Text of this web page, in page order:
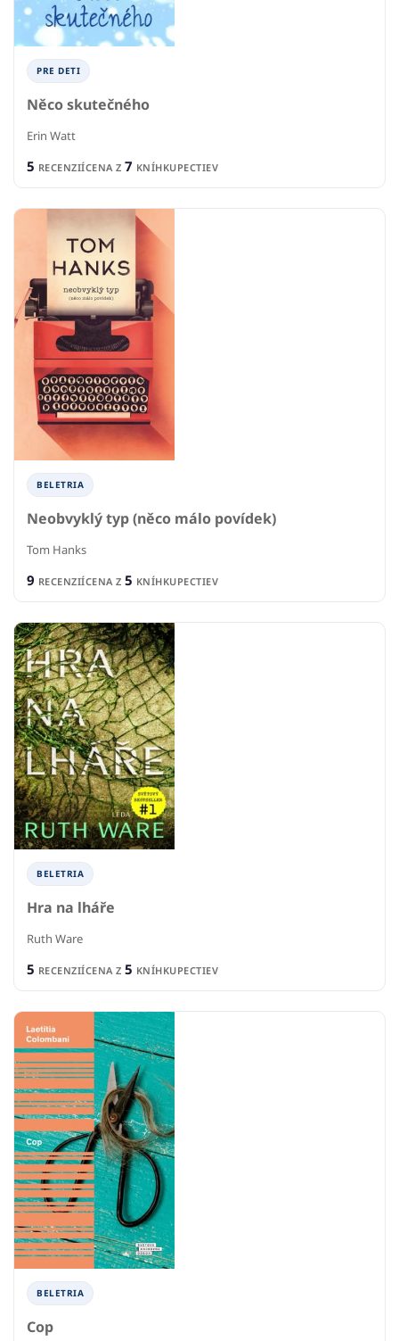
PRE DETI
Něco skutečného
Erin Watt
5 RECENZIÍCENA Z 7 KNÍHKUPECTIEV
BELETRIA
Neobvyklý typ (něco málo povídek)
Tom Hanks
9 RECENZIÍCENA Z 5 KNÍHKUPECTIEV
BELETRIA
Hra na lháře
Ruth Ware
5 RECENZIÍCENA Z 5 KNÍHKUPECTIEV
BELETRIA
Cop